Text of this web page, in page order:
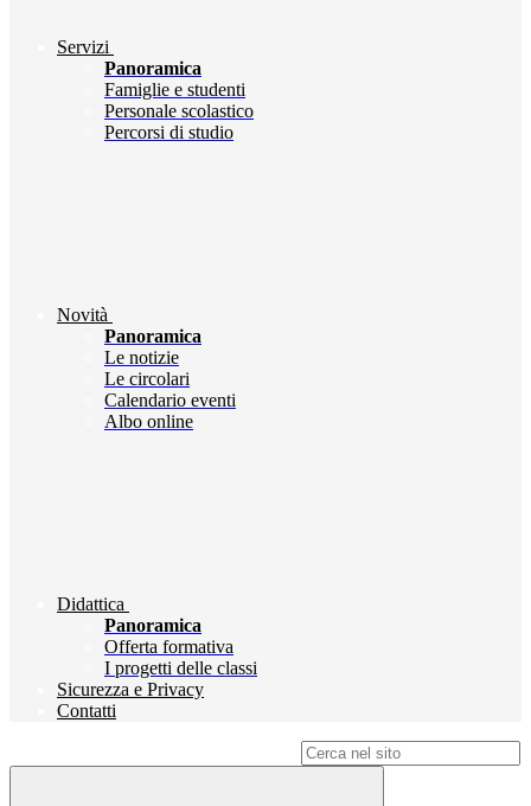
Servizi
Panoramica
Famiglie e studenti
Personale scolastico
Percorsi di studio
Novità
Panoramica
Le notizie
Le circolari
Calendario eventi
Albo online
Didattica
Panoramica
Offerta formativa
I progetti delle classi
Sicurezza e Privacy
Contatti